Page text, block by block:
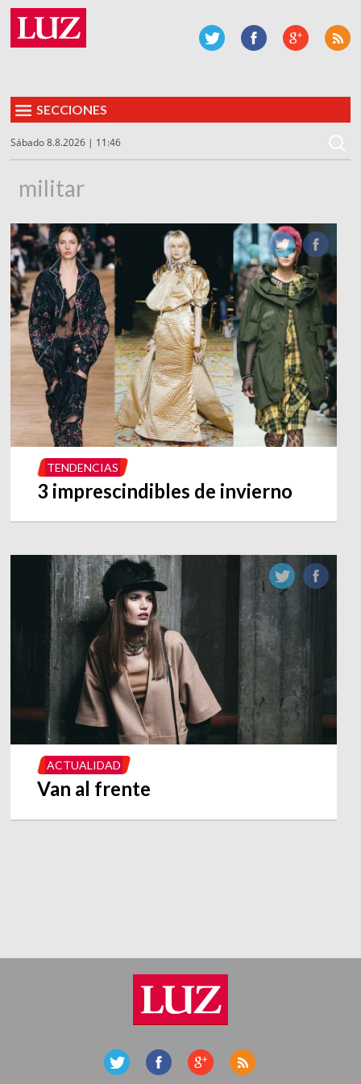
SECCIONES
Sábado 8.8.2026 | 11:46
militar
TENDENCIAS
3 imprescindibles de invierno
ACTUALIDAD
Van al frente